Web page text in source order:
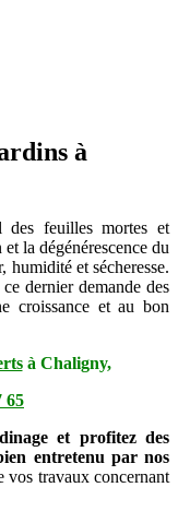
à
feuilles mortes et
la dégénérescence du
humidité et sécheresse.
dernier demande des
croissance et au bon
à Chaligny,
65
et profitez des
entretenu par nos
vos travaux concernant